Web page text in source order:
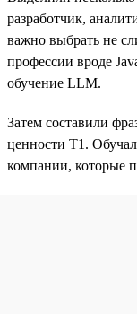
разработчик,
важно выбрать не
профессии вроде
обучение LLM.
Затем составили
ценности T1.
компании, которые